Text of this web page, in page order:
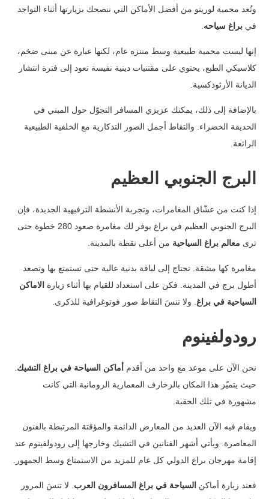
وتُعد محمية لوريتو من أفضل الأماكن التي ننصحك بزيارتها أثناء التواجد
في براغ سياحه
إنها ليست محمية طبيعية وسط منتزه عام، لكنها عبارة عن مبنى ضخم،
كلاسيكي الطبع، يحتوي على مقتنيات دينية نفيسة تعود إلى فترة انتشار
الديانة الأرثوذكسية.
بالإضافة إلى ذلك، يمكنك عزيزي المسافر التجوّل حول المبني في
الحديقة الخضراء. والتقاط أجمل الصور التذكارية مع الخلفية الطبيعية
الرائعة.
البرج الجنوبي العظيم
إذا كنت من عشّاق المغامرات، وتجربة الأنشطة الترفيهية الجديدة، فإن
البرج الجنوبي العظيم في براغ يوفر لك مغامرة صعود 280 خطوة حتى
ترى معالم براغ السياحية من أعلى نقطة بالمدينة.
مغامرة كها مشقة. تحتاج إلى لياقة بدنية عالية حتى تستمتع بها وتصعد
أطول برج في المدينة. فكن على استعداد للقيام بها أثناء زيارة الاماكن
السياحية في براغ . ولا تنسَ التقاط صور فوتوغرافية للذكرى.
رودولفينوم
نحن الآن على موعد مع واحد من أقدم أماكن السياحة في براغ التشيك
حيث يتميّز هذا المكان بالزخارف المعمارية الرومانية التي كانت
مشهورة في تلك الحقبة.
ويقام فيه الآن العديد من المعارض الدائمة والمؤقتة المرتبطة بالفنون
المعاصرة. ويأتي أشهر الفنانين في التشيك وخارجها إلى رودولفينوم عند
إقامة مهرجان براغ الدولي كل عام للمزيد من الاستمتاع وسط الجمهور.
فعند زيارة أماكن السياحة في براغ المسافرون العرب . لا تنسَ المرور